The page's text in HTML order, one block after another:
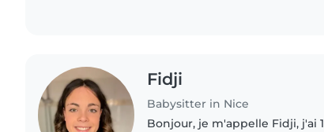
Fidji
Babysitter in Nice
Bonjour, je m'appelle Fidji, j'ai